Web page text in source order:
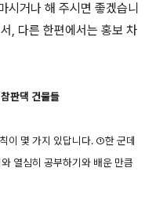
시거나 해 주시면 좋겠습니
, 다른 한편에서는 홍보 차
판댁 건물들
이 몇 가지 있답니다. ①한 군데
열심히 공부하기와 배운 만큼